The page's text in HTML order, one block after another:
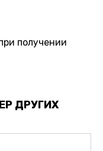
получении
ДРУГИХ